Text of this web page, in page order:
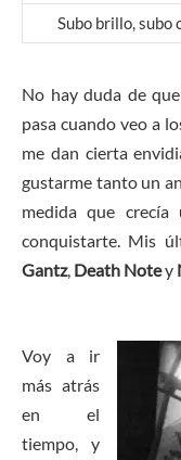
Subo brillo,
No hay duda de
pasa cuando veo a
me dan cierta
gustarme tanto un
medida que
conquistarte. Mis
Gantz, Death Notey
Voy a ir
más atrás
en el
tiempo, y